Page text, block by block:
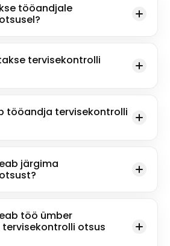
tööandjale
tervisekontrolli
tööandja tervisekontrolli
järgima
töö ümber
otsus